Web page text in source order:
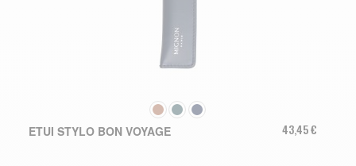
COULEUR
ETUI STYLO BON VOYAGE 43,45 €